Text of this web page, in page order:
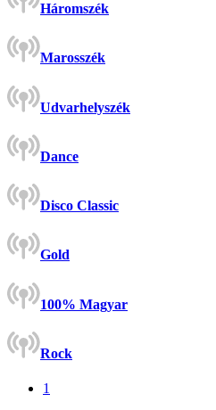
Háromszék
Marosszék
Udvarhelyszék
Dance
Disco Classic
Gold
100% Magyar
Rock
1